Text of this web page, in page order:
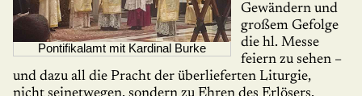
Pontifikalamt mit Kardinal Burke
Gewändern und
großem Gefolge
die hl. Messe
feiern zu sehen –
und dazu all die Pracht der überlieferten Li­turgie,